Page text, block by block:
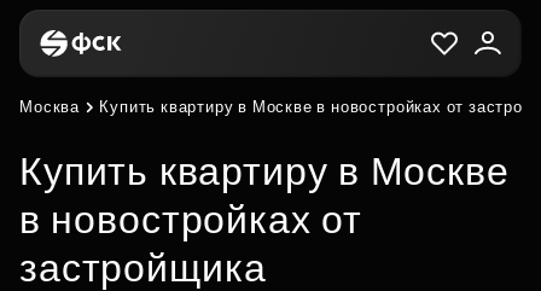
Москва Купить квартиру в Москве в новостройках от
Купить квартиру в Москве
в новостройках от
застройщика